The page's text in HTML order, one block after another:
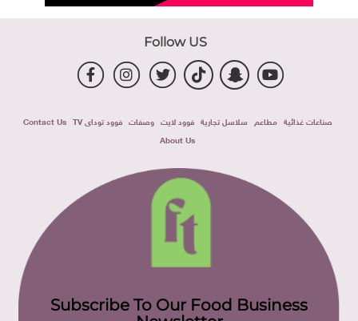
Follow US
صناعات غذائية مطاعم سلاسل تجارية فوود لايت وصفات فوود توداى TV
Contact Us
About Us
Subscribe To Our Food Business